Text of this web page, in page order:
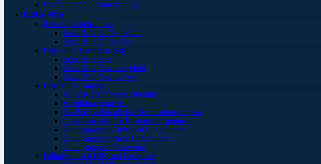
Unterkunft / Objektausstattung
Erste-Hilfe
Erste Hilfe Behältnisse
Erste Hilfe-Koffer gefüllt
Erste Hilfe-Koffer leer
Erste Hilfe Taschen u. Sets
Erste Hilfe-Sets
Erste Hilfe-Taschen gefüllt
Erste Hilfe-Taschen leer
Erste Hilfe-Training
Alle AED Trainer im Überblick
Ausbildungsmaterial
Feedbackelektronik für Reanimationspuppen
Gesichtsmasken für Reanimationspuppen
Übungspuppen Advanced Life Support
Übungspuppen Basic Life Support
Übungspuppen Feuerwehr
Füllungen nach DIN und Einzelteile